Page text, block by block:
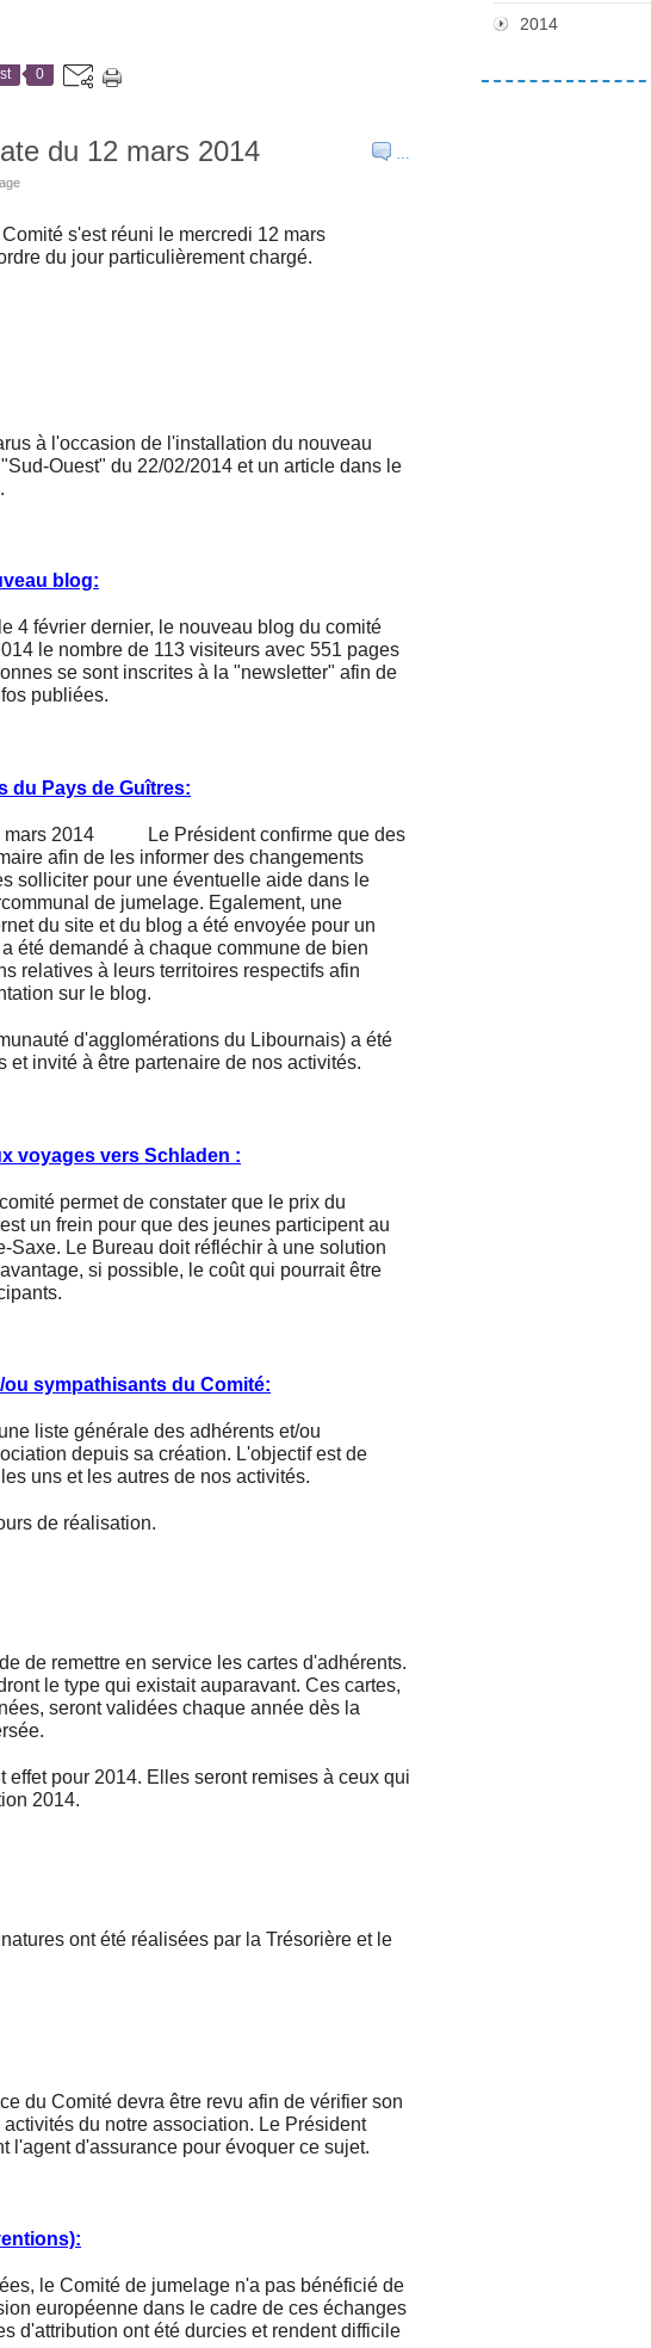
0
…
du 12 mars 2014
s'est réuni le mercredi 12 mars
du jour particulièrement chargé.
à l'occasion de l'installation du nouveau
Ouest" du 22/02/2014 et un article dans le
blog:
4 février dernier, le nouveau blog du comité
le nombre de 113 visiteurs avec 551 pages
se sont inscrites à la "newsletter" afin de
publiées.
du Pays de Guîtres:
Le Président confirme que des
afin de les informer des changements
solliciter pour une éventuelle aide dans le
de jumelage. Egalement, une
du site et du blog a été envoyée pour un
été demandé à chaque commune de bien
relatives à leurs territoires respectifs afin
sur le blog.
d'agglomérations du Libournais) a été
invité à être partenaire de nos activités.
voyages vers Schladen :
permet de constater que le prix du
un frein pour que des jeunes participent au
Saxe. Le Bureau doit réfléchir à une solution
si possible, le coût qui pourrait être
sympathisants du Comité:
liste générale des adhérents et/ou
depuis sa création. L'objectif est de
uns et les autres de nos activités.
de réalisation.
de remettre en service les cartes d'adhérents.
le type qui existait auparavant. Ces cartes,
seront validées chaque année dès la
pour 2014. Elles seront remises à ceux qui
2014.
ont été réalisées par la Trésorière et le
du Comité devra être revu afin de vérifier son
du notre association. Le Président
l'agent d'assurance pour évoquer ce sujet.
le Comité de jumelage n'a pas bénéficié de
européenne dans le cadre de ces échanges
d'attribution ont été durcies et rendent difficile
2014